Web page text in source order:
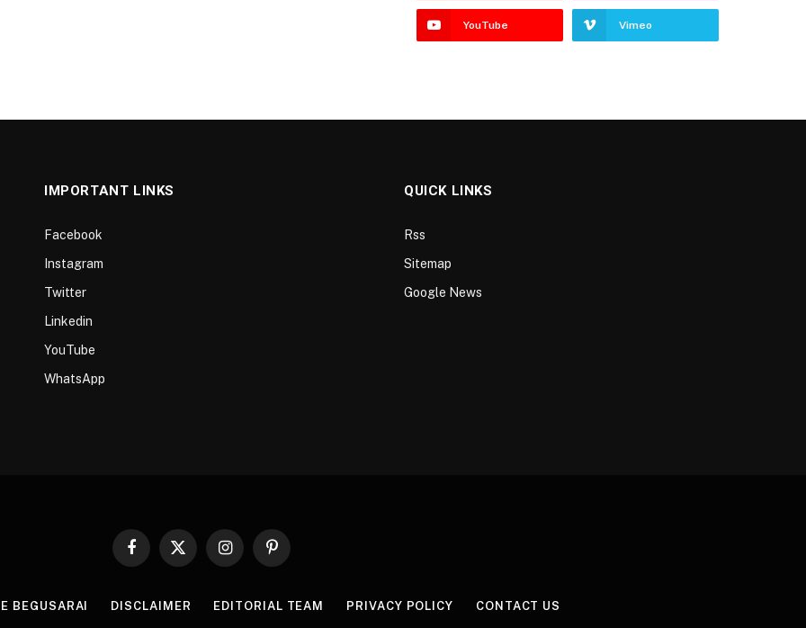
YouTube Vimeo
IMPORTANT LINKS
Facebook
Instagram
Twitter
Linkedin
YouTube
WhatsApp
QUICK LINKS
Rss
Sitemap
Google News
Facebook
X
InstagramPinterest
BEGUSARAI DISCLAIMER EDITORIAL TEAM PRIVACY POLICY CONTACT US